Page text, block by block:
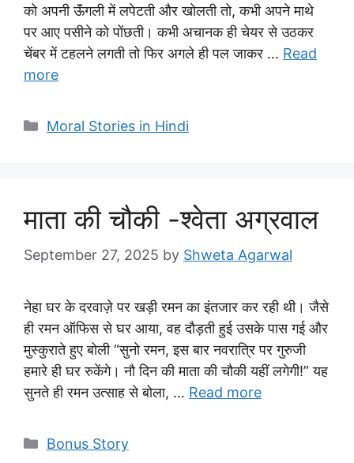
को अपनी ऊॅंगली में लपेटती और खोलती तो, कभी अपने माथे
पर आए पसीने को पोंछती। कभी अचानक ही चेयर से उठकर
चेंबर में टहलने लगती तो फिर अगले ही पल जाकर … Read
more
Categories
Moral Stories in Hindi
माता की चौकी -श्वेता अग्रवाल
September 27, 2025 by Shweta Agarwal
नेहा घर के दरवाज़े पर खड़ी रमन का इंतजार कर रही थी। जैसे
ही रमन ऑफिस से घर आया, वह दौड़ती हुई उसके पास गई और
मुस्कुराते हुए बोली “सुनो रमन, इस बार नवरात्रि पर गुरुजी
हमारे ही घर रुकेंगे। नौ दिन की माता की चौकी यहीं लगेगी!” यह
सुनते ही रमन उत्साह से बोला, … Read more
Categories
Bonus Story